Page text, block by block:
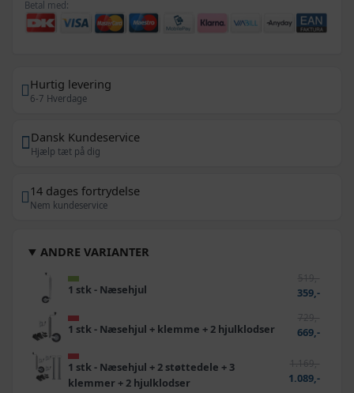
Betal med:
Hurtig levering
6-7 Hverdage
Dansk Kundeservice
Hjælp tæt på dig
14 dages fortrydelse
Nem kundeservice
ANDRE VARIANTER
1 stk - Næsehjul
519,-
359,-
1 stk - Næsehjul + klemme + 2 hjulklodser
729,-
669,-
1 stk - Næsehjul + 2 støttedele + 3
klemmer + 2 hjulklodser
1.169,-
1.089,-